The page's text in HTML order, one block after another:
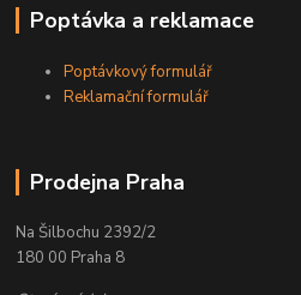
Poptávka a reklamace
Poptávkový formulář
Reklamační formulář
Prodejna Praha
Na Šilbochu 2392/2
180 00 Praha 8